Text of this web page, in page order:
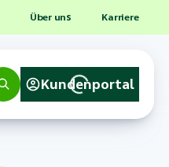
Über uns Karriere
Kundenportal